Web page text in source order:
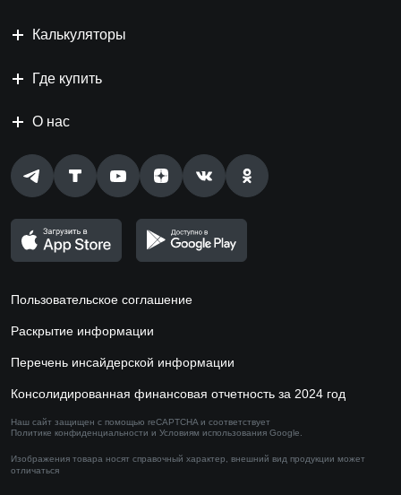
Калькуляторы
Где купить
О нас
Пользовательское соглашение
Раскрытие информации
Перечень инсайдерской информации
Консолидированная финансовая отчетность за 2024 год
Наш сайт защищен с помощью reCAPTCHA и соответствует
Политике конфиденциальности и Условиям использования Google.
Изображения товара носят справочный характер, внешний вид продукции может
отличаться